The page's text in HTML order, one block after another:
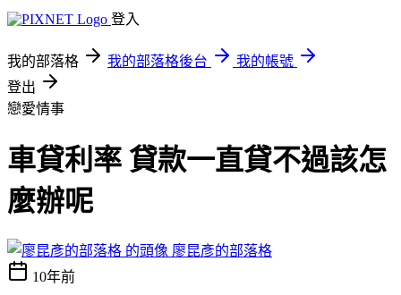
登入
我的部落格 我的部落格後台
我的帳號
登出
戀愛情事
車貸利率 貸款一直貸不過該怎
麼辦呢
廖昆彥的部落格
10年前